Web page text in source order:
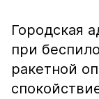
Городская
при
ракетной